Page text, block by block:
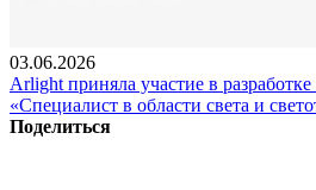
03.06.2026
Arlight приняла участие в
«Специалист в области света и
Поделиться